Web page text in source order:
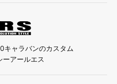
キャラバンのカスタム
ーアールエス